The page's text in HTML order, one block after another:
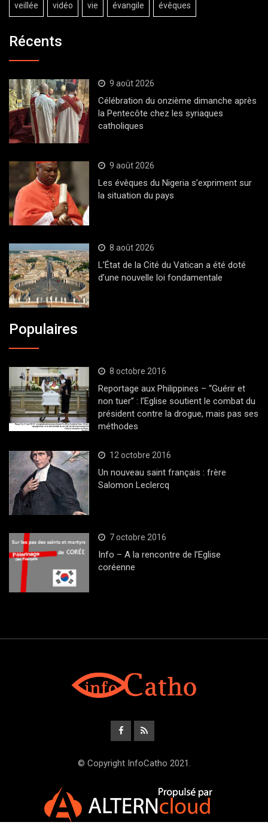
veillée vidéo vie évangile évêques
Récents
9 août 2026
Célébration du onzième dimanche après
la Pentecôte chez les syriaques
catholiques
9 août 2026
Les évêques du Nigeria s’expriment sur
la situation du pays
8 août 2026
L’État de la Cité du Vatican a été doté
d’une nouvelle loi fondamentale
Populaires
8 octobre 2016
Reportage aux Philippines – “Guérir et
non tuer” : l’Eglise soutient le combat du
président contre la drogue, mais pas ses
méthodes
12 octobre 2016
Un nouveau saint français : frère
Salomon Leclercq
7 octobre 2016
Info – A la rencontre de l’Eglise
coréenne
© Copyright InfoCatho 2021.